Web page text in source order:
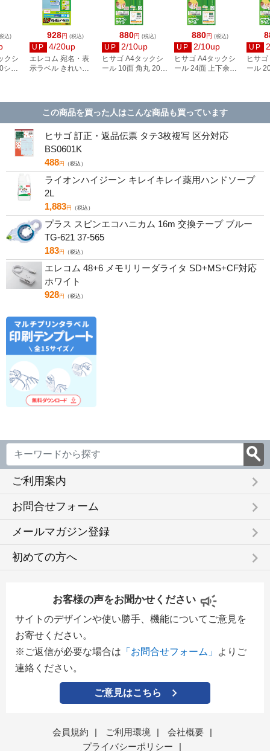
928円 (税込)
UP 4/20up
エレコム 宛名・表
示ラベル きれい貼
880円 (税込)
UP 2/10up
ヒサゴ A4タックシ
ール 10面 角丸 20シ
880円 (税込)
UP 2/10up
ヒサゴ A4タックシ
ール 24面 上下余白
UP
ヒサ
ール
込)
クシ
ー
この商品を買った人はこんな商品も買っています
ヒサゴ 訂正・返品伝票 タテ3枚複写 区分対応
BS0601K
488円 （税込）
ライオンハイジーン キレイキレイ薬用ハンドソープ
2L
1,883円 （税込）
プラス スピンエコハニカム 16m 交換テープ ブルー
TG-621 37-565
183円 （税込）
エレコム 48+6 メモリリーダライタ SD+MS+CF対応
ホワイト
928円 （税込）
ご利用案内 keyboard_arrow_right
お問合せフォーム keyboard_arrow_right
メールマガジン登録 keyboard_arrow_right
初めての方へ keyboard_arrow_right
お客様の声をお聞かせください
サイトのデザインや使い勝手、機能についてご意見を
お寄せください。
※ご返信が必要な場合は 「お問合せフォーム」
よりご
連絡ください。
ご意見はこちら
会員規約 | ご利用環境 | 会社概要
|
プライバシーポリシー
|